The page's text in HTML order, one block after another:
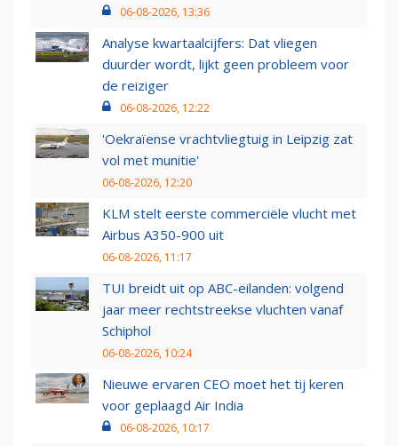
06-08-2026, 13:36
Analyse kwartaalcijfers: Dat vliegen
duurder wordt, lijkt geen probleem voor
de reiziger
06-08-2026, 12:22
'Oekraïense vrachtvliegtuig in Leipzig zat
vol met munitie'
06-08-2026, 12:20
KLM stelt eerste commerciële vlucht met
Airbus A350-900 uit
06-08-2026, 11:17
TUI breidt uit op ABC-eilanden: volgend
jaar meer rechtstreekse vluchten vanaf
Schiphol
06-08-2026, 10:24
Nieuwe ervaren CEO moet het tij keren
voor geplaagd Air India
06-08-2026, 10:17